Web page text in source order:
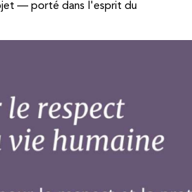
— porté dans l'esprit du